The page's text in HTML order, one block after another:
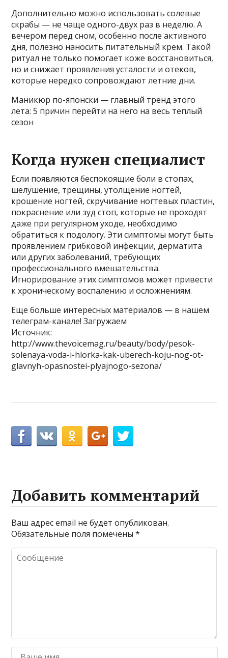
Дополнительно можно использовать солевые
скрабы — не чаще одного-двух раз в неделю. А
вечером перед сном, особенно после активного
дня, полезно наносить питательный крем. Такой
ритуал не только помогает коже восстановиться,
но и снижает проявления усталости и отеков,
которые нередко сопровождают летние дни.
Маникюр по-японски — главный тренд этого
лета: 5 причин перейти на него на весь теплый
сезон
Когда нужен специалист
Если появляются беспокоящие боли в стопах,
шелушение, трещины, утолщение ногтей,
крошение ногтей, скручивание ногтевых пластин,
покраснение или зуд стоп, которые не проходят
даже при регулярном уходе, необходимо
обратиться к подологу. Эти симптомы могут быть
проявлением грибковой инфекции, дерматита
или других заболеваний, требующих
профессионального вмешательства.
Игнорирование этих симптомов может привести
к хроническому воспалению и осложнениям.
Еще больше интересных материалов — в нашем
телеграм-канале! Загружаем
Источник:
http://www.thevoicemag.ru/beauty/body/pesok-
solenaya-voda-i-hlorka-kak-uberech-koju-nog-ot-
glavnyh-opasnostei-plyajnogo-sezona/
Добавить комментарий
Ваш адрес email не будет опубликован.
Обязательные поля помечены*